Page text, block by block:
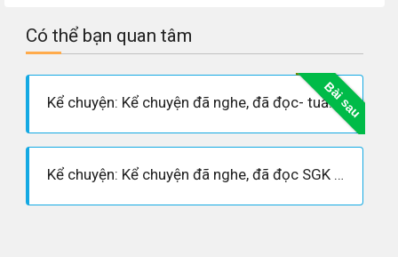
Có thể bạn quan tâm
Bài sau
Kể chuyện: Kể chuyện đã nghe, đã đọc- tuần 3- soạn tiếng việt 5
Kể chuyện: Kể chuyện đã nghe, đã đọc SGK trang 18 Tiếng Việt 5 tập 1